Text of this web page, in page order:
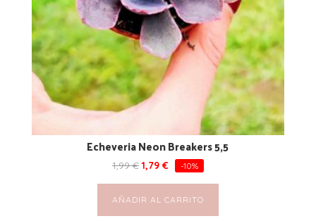
Echeveria Neon Breakers 5,5
1,99€ 1,79 € -10%
AÑADIR AL CARRITO